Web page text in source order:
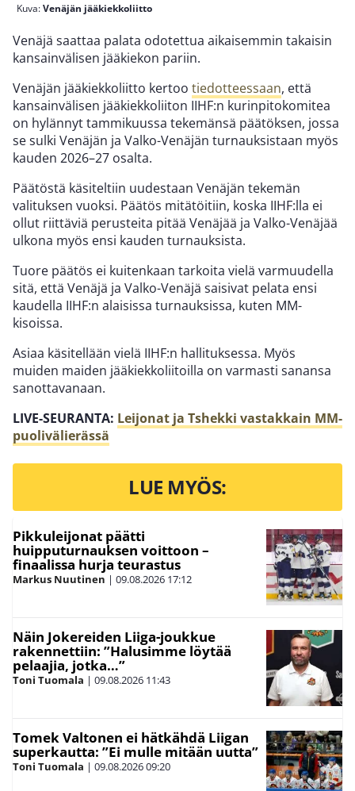
Kuva:Venäjän jääkiekkoliitto
Venäjä saattaa palata odotettua aikaisemmin takaisin
kansainvälisen jääkiekon pariin.
Venäjän jääkiekkoliitto kertoo tiedotteessaan, että
kansainvälisen jääkiekkoliiton IIHF:n kurinpitokomitea
on hylännyt tammikuussa tekemänsä päätöksen, jossa
se sulki Venäjän ja Valko-Venäjän turnauksistaan myös
kauden 2026–27 osalta.
Päätöstä käsiteltiin uudestaan Venäjän tekemän
valituksen vuoksi. Päätös mitätöitiin, koska IIHF:lla ei
ollut riittäviä perusteita pitää Venäjää ja Valko-Venäjää
ulkona myös ensi kauden turnauksista.
Tuore päätös ei kuitenkaan tarkoita vielä varmuudella
sitä, että Venäjä ja Valko-Venäjä saisivat pelata ensi
kaudella IIHF:n alaisissa turnauksissa, kuten MM-
kisoissa.
Asiaa käsitellään vielä IIHF:n hallituksessa. Myös
muiden maiden jääkiekkoliitoilla on varmasti sanansa
sanottavanaan.
LIVE-SEURANTA: Leijonat ja Tshekki vastakkain MM-
puolivälierässä
LUE MYÖS:
Pikkuleijonat päätti
huipputurnauksen voittoon –
finaalissa hurja teurastus
Markus Nuutinen | 09.08.2026 17:12
Näin Jokereiden Liiga-joukkue
rakennettiin: ”Halusimme löytää
pelaajia, jotka…”
Toni Tuomala | 09.08.2026 11:43
Tomek Valtonen ei hätkähdä Liigan
superkautta: ”Ei mulle mitään uutta”
Toni Tuomala | 09.08.202609:20